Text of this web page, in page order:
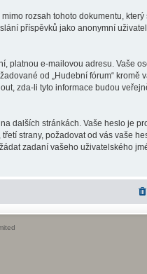
rozsah tohoto dokumentu,
příspěvků jako anonymní
e-mailovou adresu. Vaše
od „Hudební fórum“ kromě
zda-li tyto informace budou
dalších stránkách. Vaše heslo je
strany, požadovat od vás vaše
zadaní vašeho uživatelského